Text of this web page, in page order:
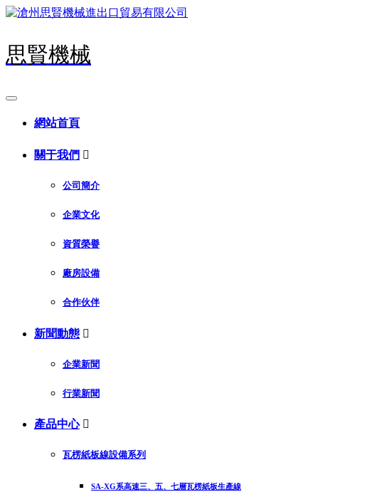
思賢機械
網站首頁
關于我們 
公司簡介
企業文化
資質榮譽
廠房設備
合作伙伴
新聞動態 
企業新聞
行業新聞
產品中心 
瓦楞紙板線設備系列
SA-XG系高速三、五、七層瓦楞紙板生產線